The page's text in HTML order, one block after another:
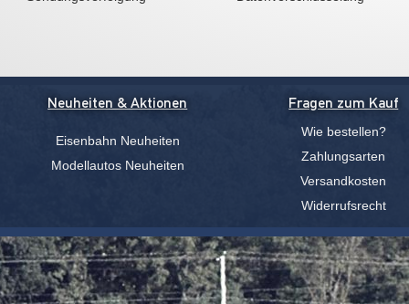
Neuheiten & Aktionen
Eisenbahn Neuheiten
Modellautos Neuheiten
Fragen zum Kauf
Wie bestellen?
Zahlungsarten
Versandkosten
Widerrufsrecht